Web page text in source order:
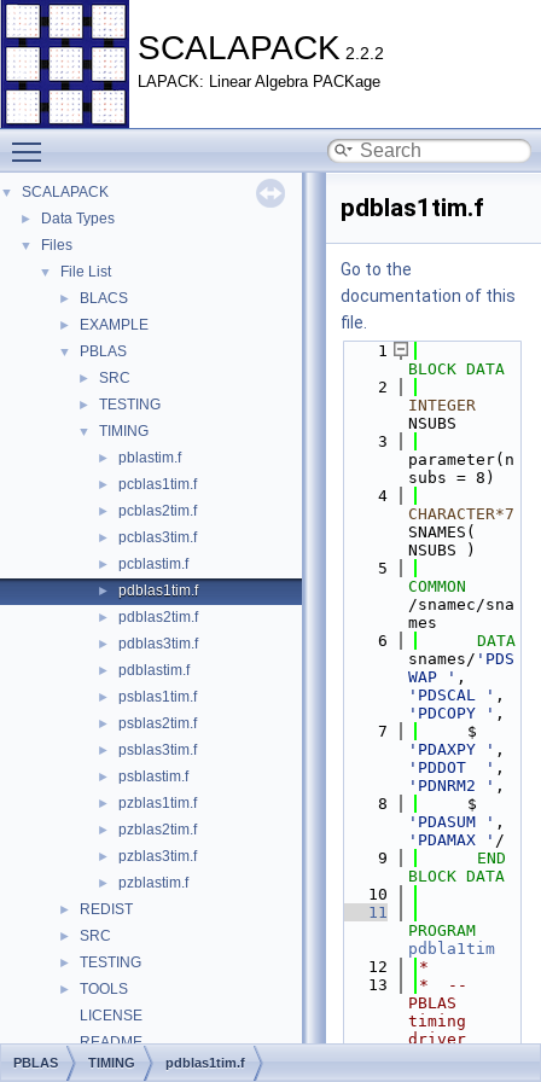
SCALAPACK 2.2.2
LAPACK: Linear Algebra PACKage
▼ SCALAPACK
► Data Types
▼ Files
▼ File List
► BLACS
► EXAMPLE
▼ PBLAS
► SRC
► TESTING
▼ TIMING
► pblastim.f
► pcblas1tim.f
► pcblas2tim.f
► pcblas3tim.f
► pcblastim.f
► pdblas1tim.f
► pdblas2tim.f
► pdblas3tim.f
► pdblastim.f
► psblas1tim.f
► psblas2tim.f
► psblas3tim.f
► psblastim.f
► pzblas1tim.f
► pzblas2tim.f
► pzblas3tim.f
► pzblastim.f
► REDIST
► SRC
► TESTING
►
TOOLS
LICENSE
README
► File Members
pdblas1tim.f
Go to the
documentation of this
file.
    1
BLOCK DATA
    2
INTEGER
NSUBS
    3
parameter(n
subs = 8)
    4
CHARACTER*7
SNAMES(
NSUBS )
    5
COMMON
/snamec/sna
mes
    6
DATA
snames/ 'PDS
WAP '
'PDSCAL '
'PDCOPY ' ,
    7
'PDAXPY '
'PDDOT  '
'PDNRM2 ' ,
    8
'PDASUM '
'PDAMAX ' /
    9
END
BLOCK DATA
   10
   11
PROGRAM
pdbla1tim
   12
*
   13
*  --
PBLAS
timing
driver
(version
PBLAS TIMING pdblas1tim.f